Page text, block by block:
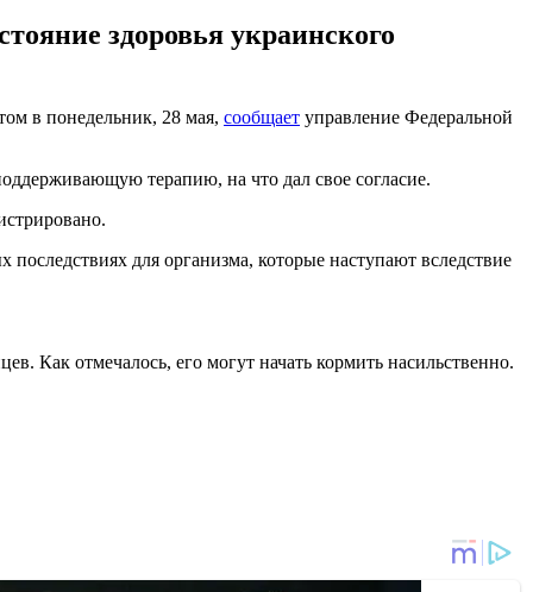
здоровья украинского
в понедельник, 28 мая, сообщает управление Федеральной
терапию, на что дал свое согласие.
для организма, которые наступают вследствие
Как отмечалось, его могут начать кормить насильственно.